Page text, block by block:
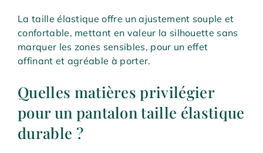
La taille élastique offre un ajustement souple et
confortable, mettant en valeur la silhouette sans
marquer les zones sensibles, pour un effet
affinant et agréable à porter.
Quelles matières privilégier
pour un pantalon taille élastique
durable ?